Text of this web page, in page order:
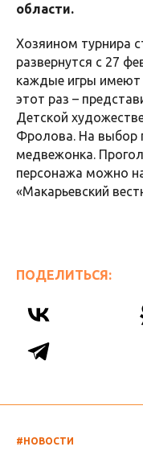
области.
Хозяином турнира
развернутся с 27
каждые игры имеют
этот раз –
Детской
Фролова. На выбор
медвежонка.
персонажа можно
«Макарьевский
ПОДЕЛИТЬСЯ:
#НОВОСТИ